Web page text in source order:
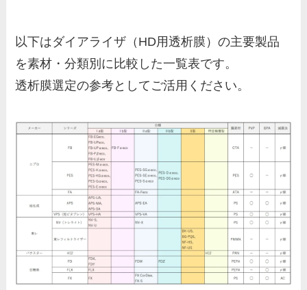
以下はダイアライザ（HD用透析膜）の主要製品
を素材・分類別に比較した一覧表です。
透析膜選定の参考としてご活用ください。